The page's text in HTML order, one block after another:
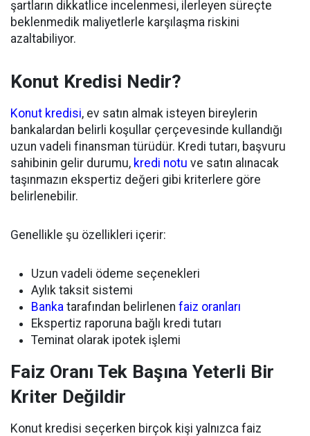
şartların dikkatlice incelenmesi, ilerleyen süreçte
beklenmedik maliyetlerle karşılaşma riskini
azaltabiliyor.
Konut Kredisi Nedir?
Konut kredisi, ev satın almak isteyen bireylerin
bankalardan belirli koşullar çerçevesinde kullandığı
uzun vadeli finansman türüdür. Kredi tutarı, başvuru
sahibinin gelir durumu, kredi notu ve satın alınacak
taşınmazın ekspertiz değeri gibi kriterlere göre
belirlenebilir.
Genellikle şu özellikleri içerir:
Uzun vadeli ödeme seçenekleri
Aylık taksit sistemi
Banka tarafından belirlenen faiz oranları
Ekspertiz raporuna bağlı kredi tutarı
Teminat olarak ipotek işlemi
Faiz Oranı Tek Başına Yeterli Bir
Kriter Değildir
Konut kredisi seçerken birçok kişi yalnızca faiz